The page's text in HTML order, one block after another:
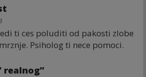
ti ces poluditi od pakosti zlobe
Psiholog ti nece pomoci.
realnog”